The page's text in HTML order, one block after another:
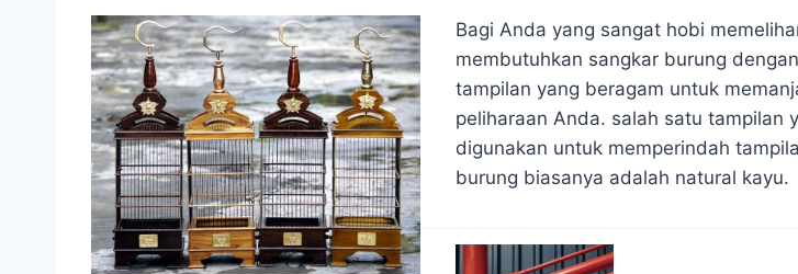
Bagi Anda yang sangat hobi
membutuhkan sangkar burung
tampilan yang beragam untuk
peliharaan Anda. salah satu tampilan
digunakan untuk memperindah
burung biasanya adalah natural kayu.